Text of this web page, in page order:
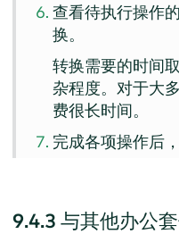
查看待执行操作
换。
转换需要的时间
杂程度。对于大
费很长时间。
完成各项操作后
9.4.3 与其他办公